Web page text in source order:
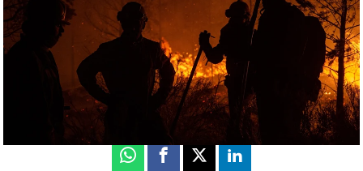
Alba Gutiérrez
Publicado: 30 de agosto de 2025, 21:19
Whatsapp
Facebook
X Linkedin